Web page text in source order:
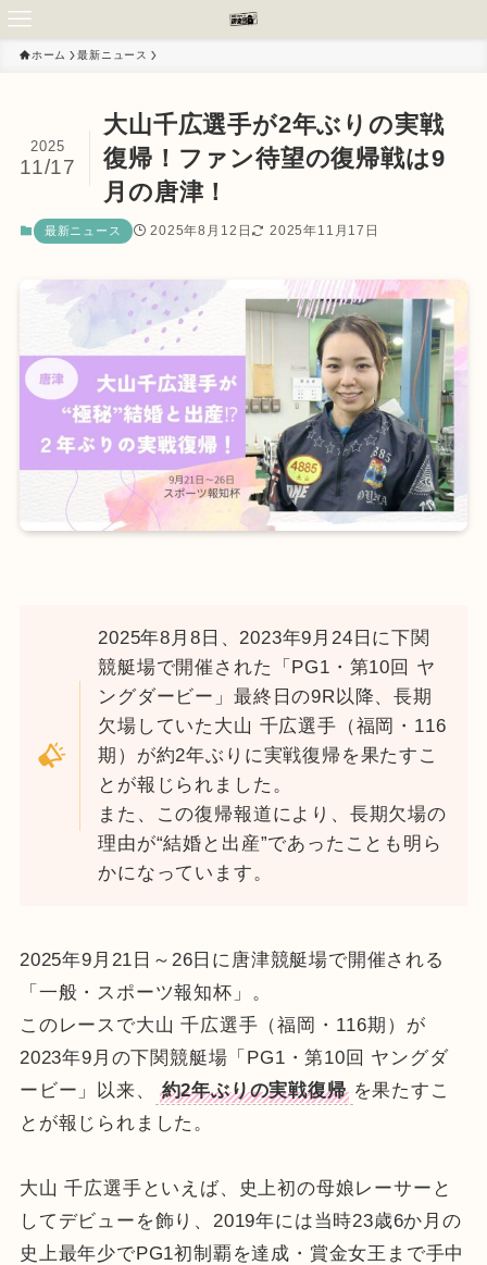
ホーム 最新ニュース
大山千広選手が2年ぶりの実戦
復帰！ファン待望の復帰戦は9
月の唐津！
2025
11/17
最新ニュース 2025年8月12日 2025年11月17日
2025年8月8日、2023年9月24日に下関
競艇場で開催された「PG1・第10回 ヤ
ングダービー」最終日の9R以降、長期
欠場していた大山 千広選手（福岡・116
期）が約2年ぶりに実戦復帰を果たすこ
とが報じられました。
また、この復帰報道により、長期欠場の
理由が“結婚と出産”であったことも明ら
かになっています。
2025年9月21日～26日に唐津競艇場で開催される
「一般・スポーツ報知杯」。
このレースで大山 千広選手（福岡・116期）が
2023年9月の下関競艇場「PG1・第10回 ヤングダ
ービー」以来、
約2年ぶりの実戦復帰 を果たすこ
とが報じられました。
大山 千広選手といえば、史上初の母娘レーサーと
してデビューを飾り、2019年には当時23歳6か月の
史上最年少でPG1初制覇を達成・賞金女王まで手中